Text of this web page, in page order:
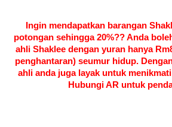
Ingin mendapatkan barangan
potongan sehingga 20%?? Anda
ahli Shaklee dengan yuran hanya
penghantaran) seumur hidup.
ahli anda juga layak untuk
Hubungi AR untuk